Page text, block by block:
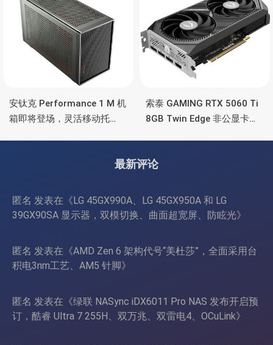
安钛克 Performance 1 M 机
箱即将登场，灵活移动托
索泰 GAMING RTX 5060 Ti
8GB Twin Edge 非公显卡，
最新评论
匿名 发表在《LG 45GX990A、LG 45GX950A 和 LG
39GX90SA 显示器，双模切换、曲面超宽屏、防眩光》
匿名 发表在《AMD Zen 6 架构代号“美杜莎”，全面采用台
积电3nm工艺、AM5 针脚》
匿名 发表在《绿联 NASync iDX6011 Pro NAS 发布开启预
订，酷睿 Ultra 7 255H、双万兆、双雷电4、OCuLink》